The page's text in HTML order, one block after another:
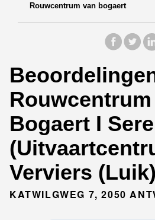
Rouwcentrum van bogaert
Rouwcentrum
Bogaert I
Verviers
KATWILGWEG 7, 2050